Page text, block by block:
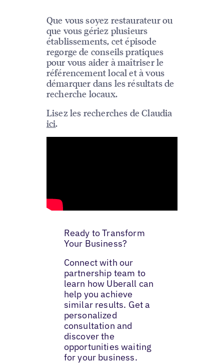
Que vous soyez restaurateur ou
que vous gériez plusieurs
établissements, cet épisode
regorge de conseils pratiques
pour vous aider à maîtriser le
référencement local et à vous
démarquer dans les résultats de
recherche locaux.
Lisez les recherches de Claudia
ici.
Ready to Transform
Your Business?
Connect with our
partnership team to
learn how Uberall can
help you achieve
similar results. Get a
personalized
consultation and
discover the
opportunities waiting
for your business.